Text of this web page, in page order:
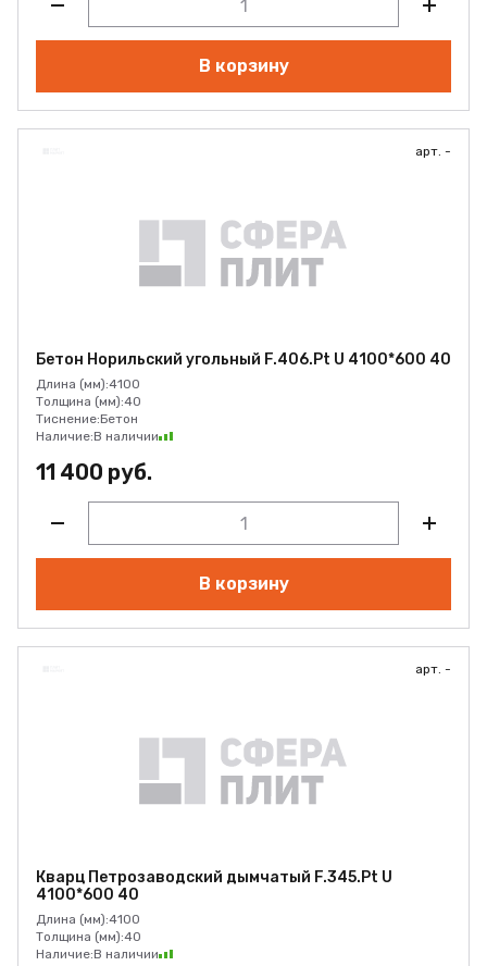
В корзину
арт. -
Бетон Норильский угольный F.406.Pt U 4100*600 40
Длина (мм):4100
Толщина (мм):40
Тиснение:Бетон
Наличие:В наличии
11 400 руб.
В корзину
арт. -
Кварц Петрозаводский дымчатый F.345.Pt U
4100*600 40
Длина (мм):4100
Толщина (мм):40
Наличие:В наличии